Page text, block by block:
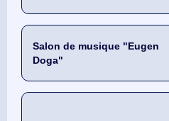
Salon de musique "Eugen
Doga"